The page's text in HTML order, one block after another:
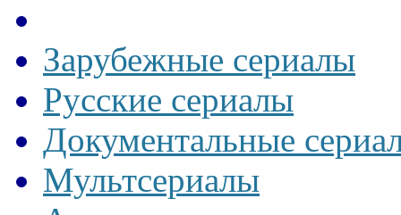
Зарубежные сериалы
Русские сериалы
Документальные
Мультсериалы